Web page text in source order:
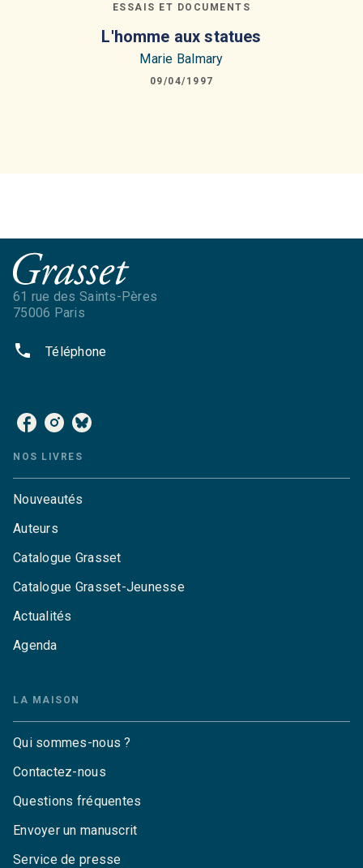
ESSAIS ET DOCUMENTS
L'homme aux statues
Marie Balmary
09/04/1997
61 rue des Saints-Pères
75006 Paris
phone Téléphone
NOS LIVRES
Nouveautés
Auteurs
Catalogue Grasset
Catalogue Grasset-Jeunesse
Actualités
Agenda
LA MAISON
Qui sommes-nous ?
Contactez-nous
Questions fréquentes
Envoyer un manuscrit
Service de presse